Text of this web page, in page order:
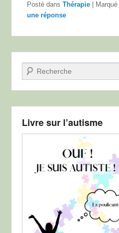
Posté dans Thérapie Marqué
une réponse
Recherche
Livre sur l’autisme